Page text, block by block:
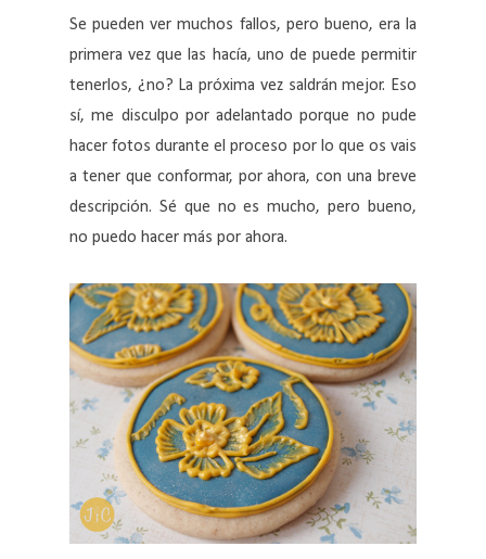
Se pueden ver muchos fallos, pero bueno, era la
primera vez que las hacía, uno de puede permitir
tenerlos, ¿no? La próxima vez saldrán mejor. Eso
sí, me disculpo por adelantado porque no pude
hacer fotos durante el proceso por lo que os vais
a tener que conformar, por ahora, con una breve
descripción. Sé que no es mucho, pero bueno,
no puedo hacer más por ahora.